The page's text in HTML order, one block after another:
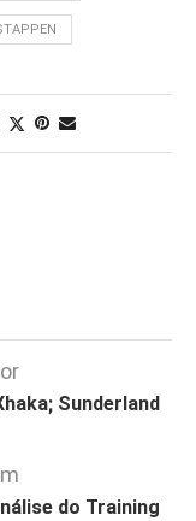
Sunderland
do Training